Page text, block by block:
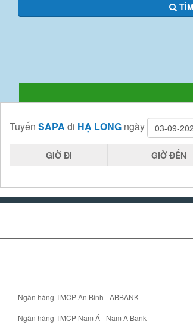
Tuyến SAPA đi HẠ LONG ngày
GIỜ ĐI GIỜ ĐẾN
Ngân hàng TMCP An Bình - ABBANK
Ngân hàng TMCP Nam Á - Nam A Bank